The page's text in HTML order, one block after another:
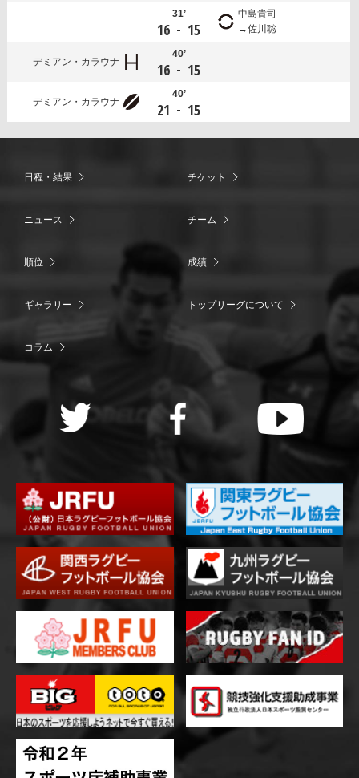
31’
16 - 15
中島貴司
佐川聡
デミアン・カラウナ
40’
16 - 15
デミアン・カラウナ
40’
21 - 15
日程・結果 チケット
ニュース チーム
順位 成績
ギャラリー トップリーグについて
コラム